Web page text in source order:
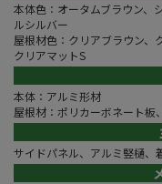
本体色：オータムブラウン、
ルシルバー
屋根材色：クリアブラウン、
クリアマットS
本体：アルミ形材
屋根材：ポリカーボネート板
サイドパネル、アルミ竪樋、